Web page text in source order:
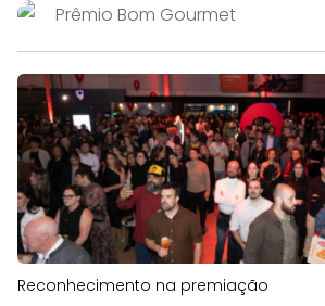
Prêmio Bom Gourmet
Reconhecimento na premiação